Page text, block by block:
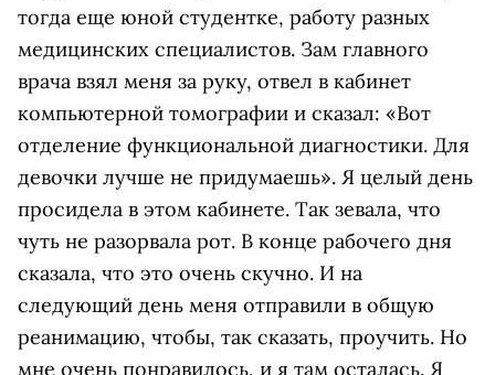
тогда еще юной студентке, работу разных
медицинских специалистов. Зам главного
врача взял меня за руку, отвел в кабинет
компьютерной томографии и сказал: «‎Вот
отделение функциональной диагностики. Для
девочки лучше не придумаешь». Я целый день
просидела в этом кабинете. Так зевала, что
чуть не разорвала рот. В конце рабочего дня
сказала, что это очень скучно. ‎И на
следующий день меня отправили в общую
реанимацию, чтобы, так сказать, проучить. Но
мне очень понравилось, и я там осталась. Я